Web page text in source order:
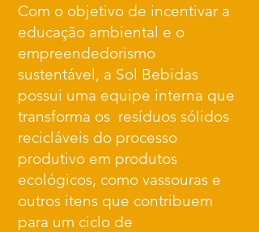
Com o objetivo de incentivar a
educação ambiental e o
empreendedorismo
sustentável, a Sol Bebidas
possui uma equipe interna que
transforma os resíduos sólidos
recicláveis do processo
produtivo em produtos
ecológicos, como vassouras e
outros itens que contribuem
para um ciclo de